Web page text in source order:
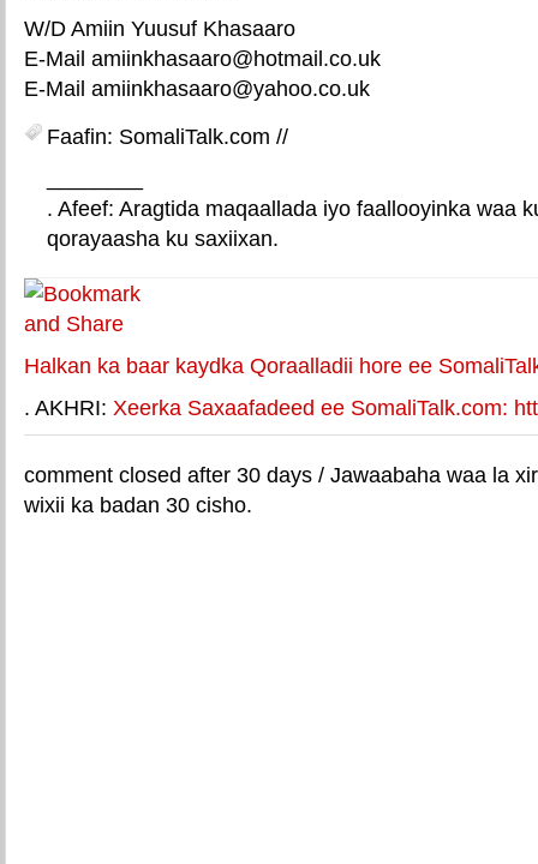
W/D Amiin Yuusuf Khasaaro
E-Mail amiinkhasaaro@hotmail.co.uk
E-Mail amiinkhasaaro@yahoo.co.uk
Faafin: SomaliTalk.com //
. Afeef: Aragtida maqaallada iyo faallooyinka waa
qorayaasha ku saxiixan.
Halkan ka baar kaydka Qoraalladii hore ee
. AKHRI: Xeerka Saxaafadeed ee SomaliTalk.com:
comment closed after 30 days / Jawaabaha waa la
wixii ka badan 30 cisho.